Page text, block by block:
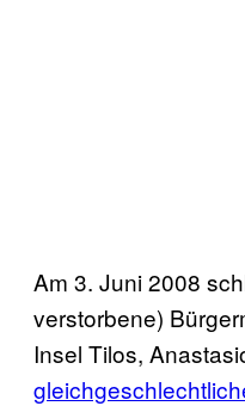
Am 3. Juni 2008
verstorbene)
Insel Tilos,